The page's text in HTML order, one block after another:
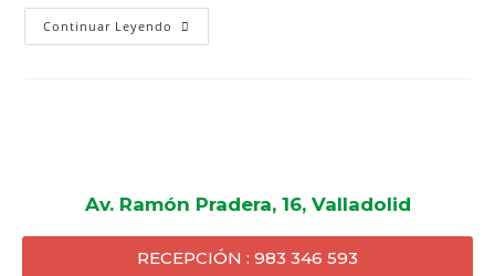
Continuar Leyendo
Av. Ramón Pradera, 16, Valladolid
RECEPCIÓN : 983 346 593